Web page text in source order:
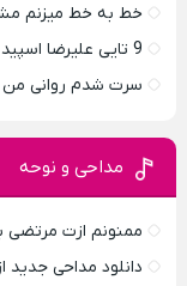
خط به خط میزنم
9 تایی علیرضا اسپید
سرت شدم روانی من
مداحی و نوحه
ممنونم ازت مرتضی
دانلود مداحی جدید